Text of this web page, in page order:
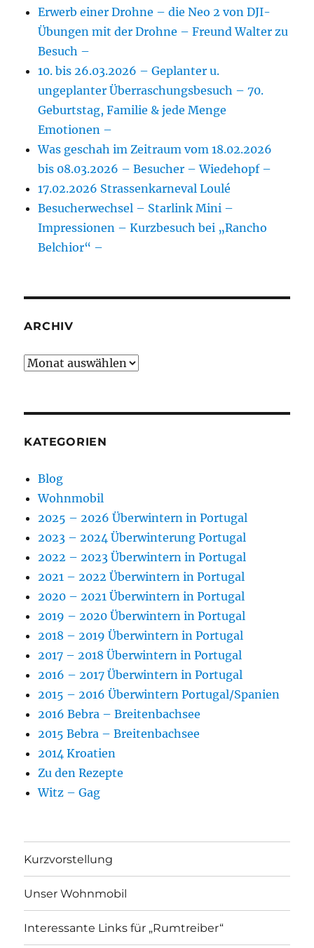
Erwerb einer Drohne – die Neo 2 von DJI-
Übungen mit der Drohne – Freund Walter zu
Besuch –
10. bis 26.03.2026 – Geplanter u.
ungeplanter Überraschungsbesuch – 70.
Geburtstag, Familie & jede Menge
Emotionen –
Was geschah im Zeitraum vom 18.02.2026
bis 08.03.2026 – Besucher – Wiedehopf –
17.02.2026 Strassenkarneval Loulé
Besucherwechsel – Starlink Mini –
Impressionen – Kurzbesuch bei „Rancho
Belchior“ –
ARCHIV
Archiv
KATEGORIEN
Blog
Wohnmobil
2025 – 2026 Überwintern in Portugal
2023 – 2024 Überwinterung Portugal
2022 – 2023 Überwintern in Portugal
2021 – 2022 Überwintern in Portugal
2020 – 2021 Überwintern in Portugal
2019 – 2020 Überwintern in Portugal
2018 – 2019 Überwintern in Portugal
2017 – 2018 Überwintern in Portugal
2016 – 2017 Überwintern in Portugal
2015 – 2016 Überwintern Portugal/Spanien
2016 Bebra – Breitenbachsee
2015 Bebra – Breitenbachsee
2014 Kroatien
Zu den Rezepte
Witz – Gag
Kurzvorstellung
Unser Wohnmobil
Interessante Links für „Rumtreiber“